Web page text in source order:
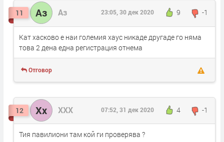
11 Аз Аз 9 -1
23:05, 30 дек 2020
Кат хасково е наи големия хаус никаде другаде го няма
това 2 дена една регистрация отнема
Отговор
12 Xx XXX 4 -1
07:52, 31 дек 2020
Тия павилиони там кой ги проверява ?